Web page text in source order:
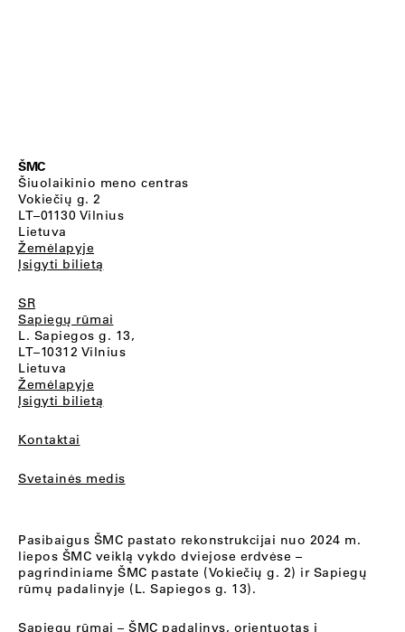
ŠMC
Šiuolaikinio meno centras
Vokiečių g. 2
LT–01130 Vilnius
Lietuva
Žemėlapyje
Įsigyti bilietą
SR
Sapiegų rūmai
L. Sapiegos g. 13,
LT–10312 Vilnius
Lietuva
Žemėlapyje
Įsigyti bilietą
Kontaktai
Svetainės medis
Pasibaigus ŠMC pastato rekonstrukcijai nuo 2024 m.
liepos ŠMC veiklą vykdo dviejose erdvėse –
pagrindiniame ŠMC pastate (Vokiečių g. 2) ir Sapiegų
rūmų padalinyje (L. Sapiegos g. 13).
Sapiegų rūmai – ŠMC padalinys, orientuotas į